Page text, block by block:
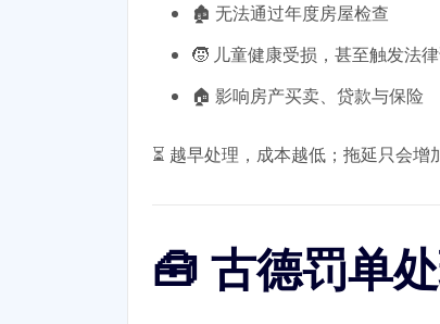
🏚️ 无法通过年度房屋检查
🧒 儿童健康受损，甚至触发法
🏠 影响房产买卖、贷款与保险
⏳ 越早处理，成本越低；拖延只会增
🧰 古德罚单